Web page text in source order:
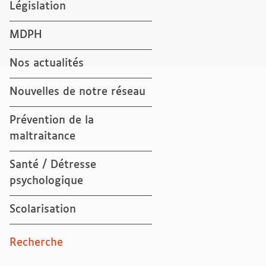
Législation
MDPH
Nos actualités
Nouvelles de notre réseau
Prévention de la
maltraitance
Santé / Détresse
psychologique
Scolarisation
Recherche